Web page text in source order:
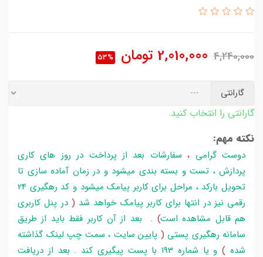
4,240,000
2,010,000 تومان 53%
گارانتی
گارانتی را انتخاب کنید.
نکته مهم:
دوست گرامی ،سفارشات بعد از پرداخت در روز های کاری
پردازش ، تست و بسته بندی میشود و در زمان آماده سازی تا
تحویل بارکد ، مراحل برای کاربر پیامک میشود و کد رهگیری 24
رقمی نیز در انتها برای کاربر پیامک خواهد شد ( در پنل کاربری
هم قابل مشاهده است) . بعد از آن کاربر فقط باید از طریق
سامانه رهگیری پستی ( پایین سایت ، سمت چپ لینک گذاشته
شده )
و یا شماره 193 با پست پیگیری کند . بعد از دریافت